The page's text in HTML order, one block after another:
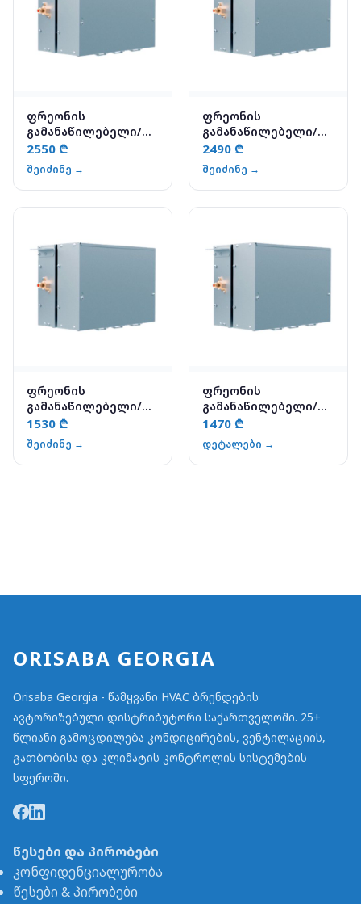
ფრეონის
გამანაწილებელი/
გადამყვანი - YAH1-
730B
2550 ₾
შეიძინე →
ფრეონის
გამანაწილებელი/
გადამყვანი - YAH1-
560B
2490 ₾
შეიძინე →
ფრეონის
გამანაწილებელი/
გადამყვანი - YAH1-
140B
1530 ₾
შეიძინე →
ფრეონის
გამანაწილებელი/
გადამყვანი - YAH1-
070A
1470 ₾
დეტალები →
ORISABA GEORGIA
Orisaba Georgia - წამყვანი HVAC ბრენდების
ავტორიზებული დისტრიბუტორი საქართველოში. 25+
წლიანი გამოცდილება კონდიცირების, ვენტილაციის,
გათბობისა და კლიმატის კონტროლის სისტემების
სფეროში.
წესები და პირობები
კონფიდენციალურობა
წესები & პირობები